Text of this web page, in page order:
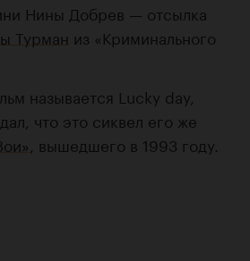
Нины Добрев — отсылка
Турман из «Криминального
называется Lucky day,
что это сиквел его же
, вышедшего в 1993 году.